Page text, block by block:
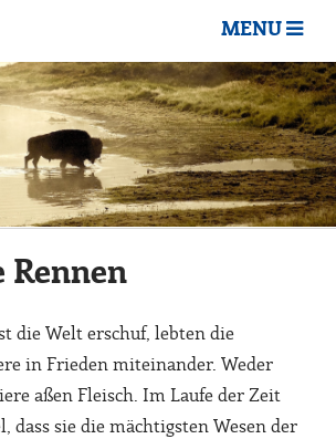
MENU
Rennen
die Welt erschuf, lebten die
in Frieden miteinander. Weder
aßen Fleisch. Im Laufe der Zeit
dass sie die mächtigsten Wesen der